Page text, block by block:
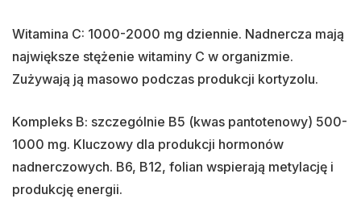
Witamina C: 1000-2000 mg dziennie. Nadnercza mają
największe stężenie witaminy C w organizmie.
Zużywają ją masowo podczas produkcji kortyzolu.
Kompleks B: szczególnie B5 (kwas pantotenowy) 500-
1000 mg. Kluczowy dla produkcji hormonów
nadnerczowych. B6, B12, folian wspierają metylację i
produkcję energii.